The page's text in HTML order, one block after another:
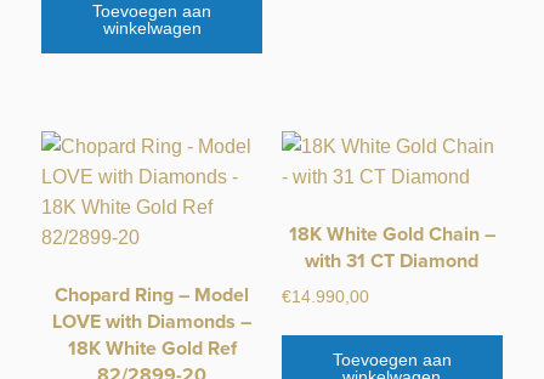
Toevoegen aan
winkelwagen
Chopard Ring – Model
LOVE with Diamonds –
18K White Gold Ref
18K White Gold Chain –
with 31 CT Diamond
€14.990,00
Toevoegen aan